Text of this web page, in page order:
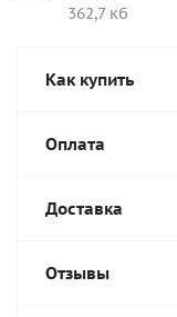
362,7 кб
Как купить
Оплата
Доставка
Отзывы